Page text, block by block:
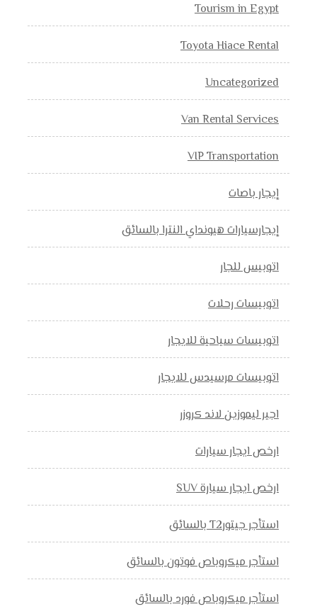
Tourism in Egypt
Toyota Hiace Rental
Uncategorized
Van Rental Services
VIP Transportation
إيجار باصات
إيجارسيارات هيونداي النترا بالسائق
اتوبيس للجار
اتوبيسات رحلات
اتوبيسات سياحية للايجار
اتوبيسات مرسيدس للايجار
اجير ليموزين لاند كروزر
ارخص ايجار سيارات
ارخص ايجار سيارة SUV
استأجر جيتورT2 بالسائق
استأجر ميكروباص فوتون بالسائق
استأجر ميكروباص فورد بالسائق